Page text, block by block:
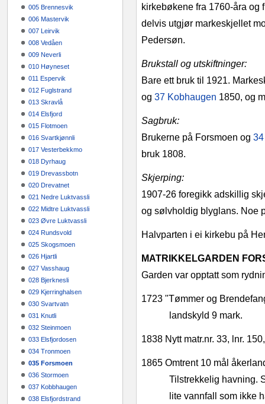
005 Brennesvik
006 Mastervik
007 Leirvik
008 Vedåen
009 Neverli
010 Høyneset
011 Espervik
012 Fuglstrand
013 Skravlå
014 Elsfjord
015 Flotmoen
016 Svartkjønnli
017 Vesterbekkmo
018 Dyrhaug
019 Drevassbotn
020 Drevatnet
021 Nedre Luktvassli
022 Midtre Luktvassli
023 Øvre Luktvassli
024 Rundsvold
025 Skogsmoen
026 Hjartli
027 Vasshaug
028 Bjerknesli
029 Kjerringhalsen
030 Svartvatn
031 Knutli
032 Steinmoen
033 Elsfjordosen
034 Tronmoen
035 Forsmoen
036 Stormoen
037 Kobbhaugen
038 Elsfjordstrand
kirkebøkene fra 1760-åra og
delvis utgjør markeskjel­let
Pedersøn.
Brukstall og utskiftninger:
Bare ett bruk til 1921.
og 37 Kobhaugen 1850, og
Sagbruk:
Brukerne på Forsmoen og
bruk 1808.
Skjerping:
1907-26 foregikk adskillig
og sølvholdig blyglans. Noe
Halvparten i ei kirkebu på
MATRIKKELGARDEN
Garden var opptatt som
1723 "Tømmer og
landskyld 9 mark.
1838 Nytt matr.nr. 33, lnr.
1865 Omtrent 10 mål
Tilstrekkelig havning.
lite vannfall som ikke